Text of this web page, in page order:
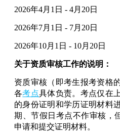
2026年4月1日 - 4月20日
2026年7月1日 - 7月20日
2026年10月1日 - 10月20日
关于资质审核工作的说明：
资质审核（即考生报考资格
各考点具体负责。考点仅在
的身份证明和学历证明材料
期、节假日考点不作审核，
申请和提交证明材料。